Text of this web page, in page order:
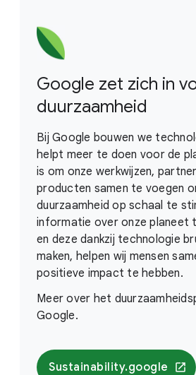
Google zet zich in
duurzaamheid
Bij Google bouwen we
helpt meer te doen voor de
is om onze werkwijzen,
producten samen te voegen
duurzaamheid op schaal te
informatie over onze planeet
en deze dankzij technologie
maken, helpen wij mensen
positieve impact te hebben.
Meer over het
Google.
Sustainability.google